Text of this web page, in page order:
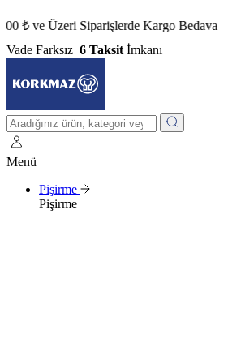
Üzeri Siparişlerde Kargo Bedava •
Vade Farksız 6 Taksit İmkanı
Menü
Pişirme
Pişirme